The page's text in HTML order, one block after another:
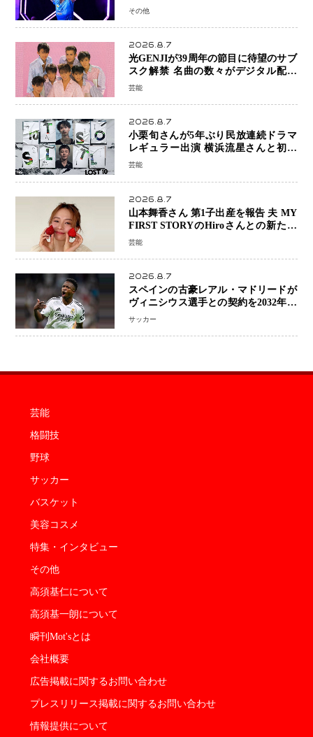
ト8進出
その他
2026.8.7
光GENJIが39周年の節目に待望のサブ
スク解禁 名曲の数々がデジタル配信
へ 40周年へ向け1年間で全作品を順次
芸能
2026.8.7
小栗旬さんが5年ぶり民放連続ドラマ
レギュラー出演 横浜流星さんと初共
演『LOST10』で異色バディ結成
芸能
2026.8.7
山本舞香さん 第1子出産を報告 夫 MY
FIRST STORYのHiroさんとの新たな
家族生活「母子ともに健康」
芸能
2026.8.7
スペインの古豪レアル・マドリードが
ヴィニシウス選手との契約を2032年ま
で延長 長期交渉が決着 年俸は約43億
サッカー
芸能
格闘技
野球
サッカー
バスケット
美容コスメ
特集・インタビュー
その他
高須基仁について
高須基一朗について
瞬刊Mot'sとは
会社概要
広告掲載に関するお問い合わせ
プレスリリース掲載に関するお問い合わせ
情報提供について